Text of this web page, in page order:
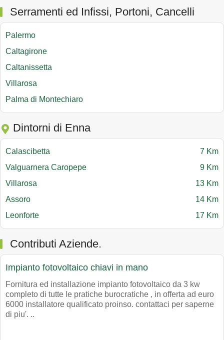
Serramenti ed Infissi, Portoni, Cancelli
Palermo
Caltagirone
Caltanissetta
Villarosa
Palma di Montechiaro
Dintorni di Enna
Calascibetta
7 Km
Valguarnera Caropepe
9 Km
Villarosa
13 Km
Assoro
14 Km
Leonforte
17 Km
Contributi Aziende.
Impianto fotovoltaico chiavi in mano
Fornitura ed installazione impianto fotovoltaico da 3 kw
completo di tutte le pratiche burocratiche , in offerta ad euro
6000 installatore qualificato proinso. contattaci per saperne
di piu'. ..